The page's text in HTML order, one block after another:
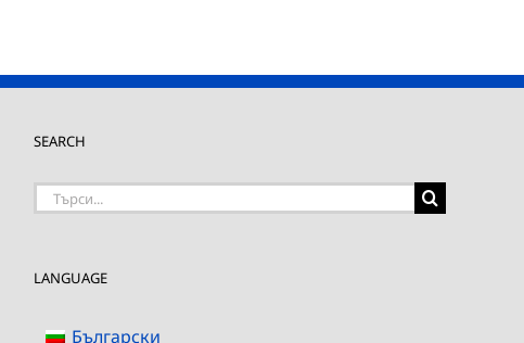
SEARCH
Търсене
LANGUAGE
Български